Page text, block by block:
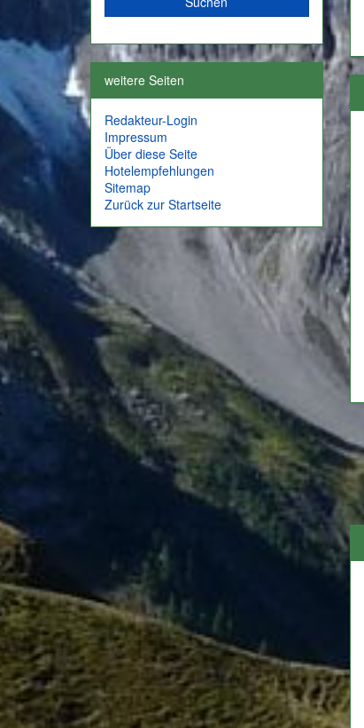
weitere Seiten
Redakteur-Login
Impressum
Über diese Seite
Hotelempfehlungen
Sitemap
Zurück zur Startseite